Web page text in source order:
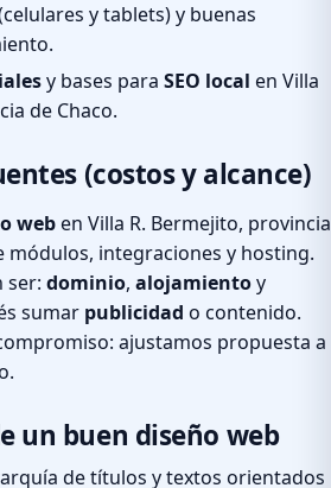
y tablets) y buenas
y bases para SEO local en Villa
de Chaco.
(costos y alcance)
weben Villa R. Bermejito, provincia
módulos, integraciones y hosting.
ser: dominio, alojamientoy
sumar publicidad o contenido.
ajustamos propuesta a
un buen diseño web
de títulos y textos orientados